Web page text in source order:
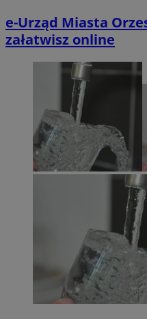
e-Urząd Miasta
załatwisz online